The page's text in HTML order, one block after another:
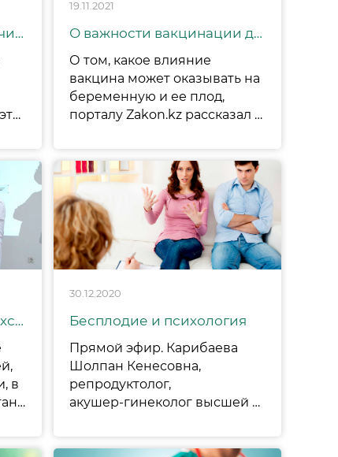
"Пока не встретила мужчину мечты". Зачем казахстанки замораживают яйцеклетки?
яйцеклеток. Ежегодно за этой процедурой к репродуктологам обращаются десятки женщин, решившихся на заморозку биоматериала по социальным причинам, передает ЭК.
19.11.2021
О важности вакцинации для беременных рассказал академик Локшин
О том, какое влияние
вакцина может оказывать на
беременную и ее плод,
порталу Zakon.kz рассказал академик НАН РК, главный внештатный репродуктолог Министерства здравоохранения РК Вячеслав Локшин.
25 лет успеха ВРТ в Казахстане – 25 тысяч детей!
в
честь рождения в Казахстане с помощью ЭКО 25-тысячного ребёнка! Оставим здесь на память о важном дне ❤️.
30.12.2020
Бесплодие и психология
Прямой эфир. Карибаева
Шолпан Кенесовна,
репродуктолог,
акушер-гинеколог высшей категории, директор по стратегическому развитию и Лаврова Елена Николаевна, Врач-психотерапевт высшей категории, МВА